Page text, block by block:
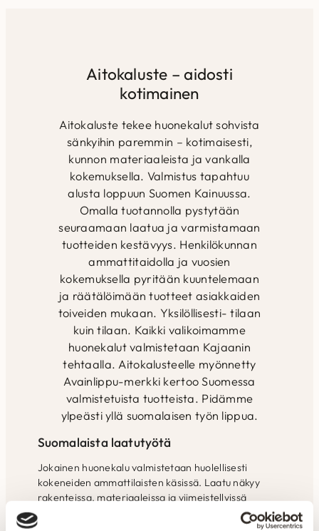
Eco…
Aitokaluste – aidosti
kotimainen
Aitokaluste tekee huonekalut sohvista
sänkyihin paremmin – kotimaisesti,
kunnon materiaaleista ja vankalla
kokemuksella. Valmistus tapahtuu
alusta loppuun Suomen Kainuussa.
Omalla tuotannolla pystytään
seuraamaan laatua ja varmistamaan
tuotteiden kestävyys. Henkilökunnan
ammattitaidolla ja vuosien
kokemuksella pyritään kuuntelemaan
ja räätälöimään tuotteet asiakkaiden
toiveiden mukaan. Yksilöllisesti- tilaan
kuin tilaan. Kaikki valikoimamme
huonekalut valmistetaan Kajaanin
tehtaalla. Aitokalusteelle myönnetty
Avainlippu-merkki kertoo Suomessa
valmistetuista tuotteista. Pidämme
ylpeästi yllä suomalaisen työn lippua.
Suomalaista laatutyötä
Jokainen huonekalu valmistetaan huolellisesti
kokeneiden ammattilaisten käsissä. Laatu näkyy
rakenteissa, materiaaleissa ja viimeistellyissä